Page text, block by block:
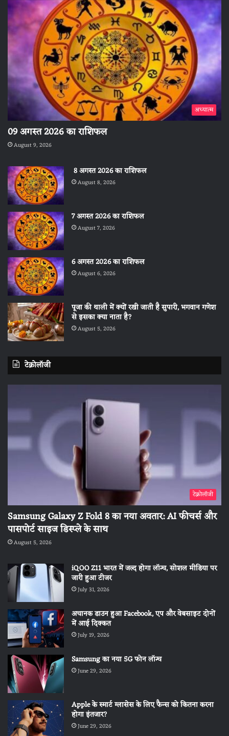
अध्यात्म
09 अगस्त 2026 का राशिफल
August 9, 2026
8 अगस्त 2026 का राशिफल
August 8, 2026
7 अगस्त 2026 का राशिफल
August 7, 2026
6 अगस्त 2026 का राशिफल
August 6, 2026
पूजा की थाली में क्यों रखी जाती है सुपारी, भगवान गणेश
से इसका क्या नाता है?
August 5, 2026
टेक्नोलॉजी
टेक्नोलॉजी
Samsung Galaxy Z Fold 8 का नया अवतार: AI फीचर्स और
पासपोर्ट साइज डिस्प्ले के साथ
August 5, 2026
iQOO Z11 भारत में जल्द होगा लॉन्च, सोशल मीडिया पर
जारी हुआ टीजर
July 31, 2026
अचानक डाउन हुआ Facebook, एप और वेबसाइट दोनों
में आई दिक्कत
July 19, 2026
Samsung का नया 5G फोन लॉन्च
June 29, 2026
Apple के स्मार्ट ग्लासेस के लिए फैन्स को कितना करना
होगा इंतजार?
June 29, 2026